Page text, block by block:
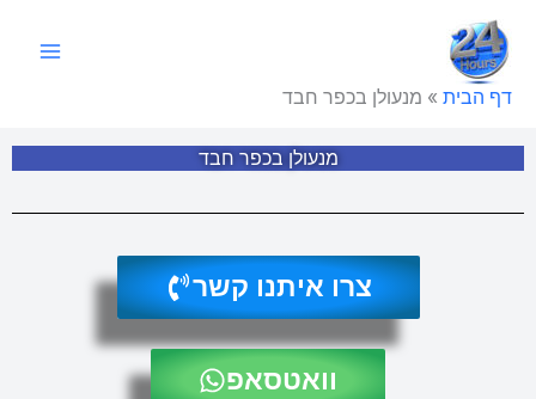
לתוכן
דף הבית » מנעולן בכפר חבד
מנעולן בכפר חבד
צרו איתנו קשר
וואטסאפ